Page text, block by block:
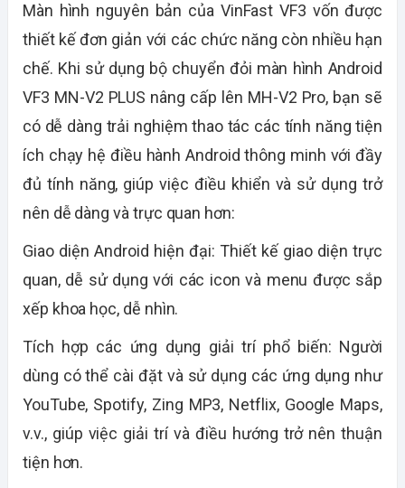
Màn hình nguyên bản của VinFast VF3 vốn được
thiết kế đơn giản với các chức năng còn nhiều hạn
chế. Khi sử dụng bộ chuyển đỏi màn hình Android
VF3 MN-V2 PLUS nâng cấp lên MH-V2 Pro, bạn sẽ
có dễ dàng trải nghiệm thao tác các tính năng tiện
ích chạy hệ điều hành Android thông minh với đầy
đủ tính năng, giúp việc điều khiển và sử dụng trở
nên dễ dàng và trực quan hơn:
Giao diện Android hiện đại: Thiết kế giao diện trực
quan, dễ sử dụng với các icon và menu được sắp
xếp khoa học, dễ nhìn.
Tích hợp các ứng dụng giải trí phổ biến: Người
dùng có thể cài đặt và sử dụng các ứng dụng như
YouTube, Spotify, Zing MP3, Netflix, Google Maps,
v.v., giúp việc giải trí và điều hướng trở nên thuận
tiện hơn.